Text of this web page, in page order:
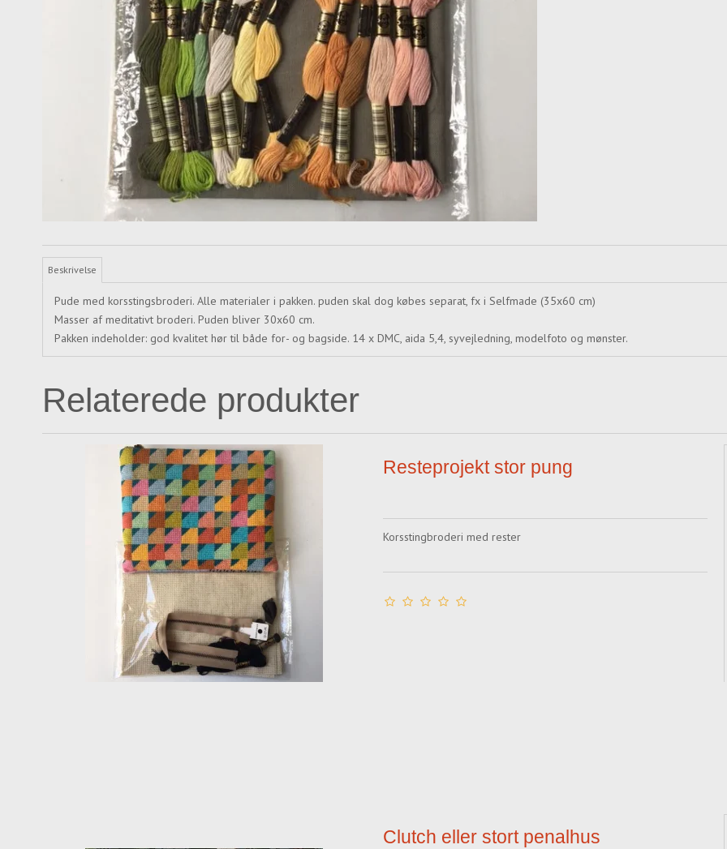
Beskrivelse
Pude med korsstingsbroderi. Alle materialer i pakken. puden skal dog købes separat, fx i Selfmade (35x60 cm)
Masser af meditativt broderi. Puden bliver 30x60 cm.
Pakken indeholder: god kvalitet hør til både for- og bagside. 14 x DMC, aida 5,4, syvejledning, modelfoto og mønster.
Relaterede produkter
Resteprojekt stor pung
Korsstingbroderi med rester
Clutch eller stort penalhus